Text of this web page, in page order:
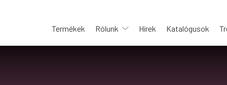
Termékek Rólunk Hírek Katalógusok